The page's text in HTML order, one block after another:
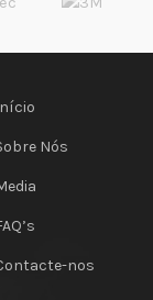
Nós
nos